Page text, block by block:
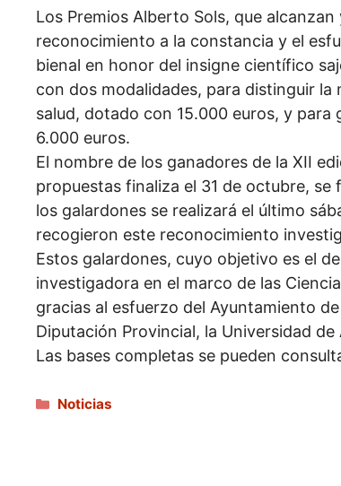
Los Premios Alberto Sols, que
reconocimiento a la constancia y el
bienal en honor del insigne científico
con dos modalidades, para distinguir
salud, dotado con 15.000 euros, y
6.000 euros.
El nombre de los ganadores de la XII
propuestas finaliza el 31 de octubre,
los galardones se realizará el último
recogieron este reconocimiento
Estos galardones, cuyo objetivo es el
investigadora en el marco de las
gracias al esfuerzo del Ayuntamiento
Diputación Provincial, la Universidad
Las bases completas se pueden
Categorías
Noticias